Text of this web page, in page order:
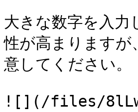
大きな数字を入力
性が高まりますが
意してください。
![](/files/